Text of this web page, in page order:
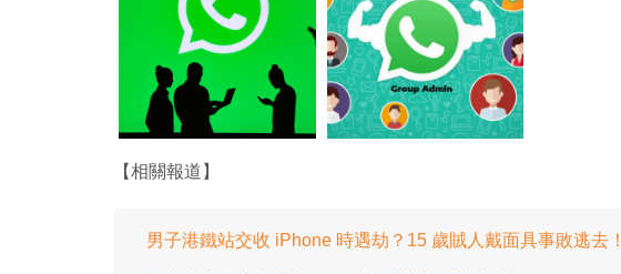
【相關報道】
男子港鐵站交收 iPhone 時遇劫？15 歲賊人戴面具事敗逃去！